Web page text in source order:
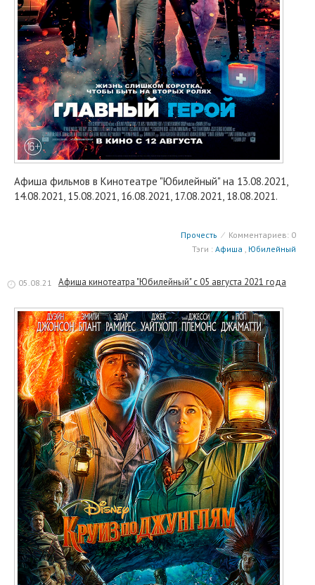
Афиша фильмов в Кинотеатре "Юбилейный" на 13.08.2021,
14.08.2021, 15.08.2021, 16.08.2021, 17.08.2021, 18.08.2021.
Прочесть ⁄ Комментариев: 0
Тэги : Афиша , Юбилейный
05.08.21 Афиша кинотеатра "Юбилейный" c 05 августа 2021 года